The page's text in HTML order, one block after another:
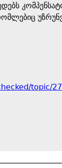
topic/